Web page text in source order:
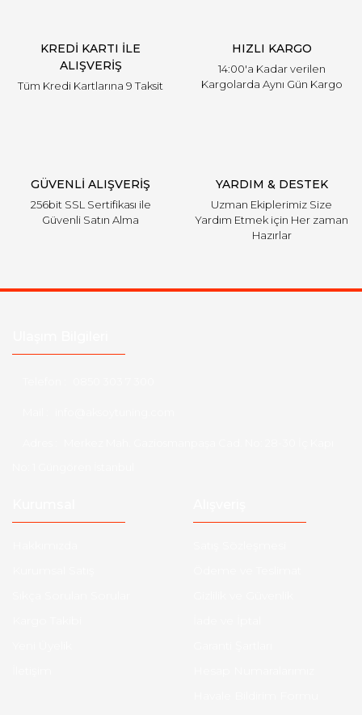
KREDİ KARTI İLE
ALIŞVERİŞ
Tüm Kredi Kartlarına 9 Taksit
HIZLI KARGO
14:00'a Kadar verilen
Kargolarda Aynı Gün Kargo
GÜVENLİ ALIŞVERİŞ
256bit SSL Sertifikası ile
Güvenli Satın Alma
YARDIM & DESTEK
Uzman Ekiplerimiz Size
Yardım Etmek için Her zaman
Hazırlar